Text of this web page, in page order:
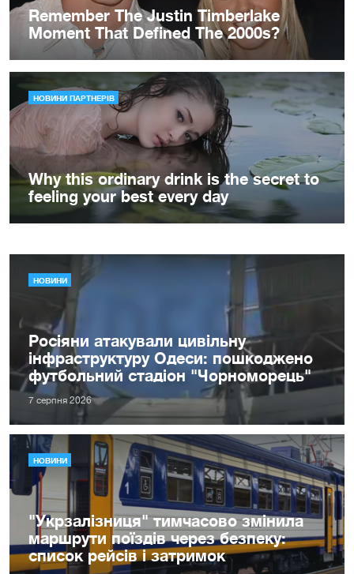
НОВИНИ
Росіяни атакували цивільну
інфраструктуру Одеси: пошкоджено
футбольний стадіон "Чорноморець"
7 серпня 2026
НОВИНИ
"Укрзалізниця" тимчасово змінила
маршрути поїздів через безпеку:
список рейсів і затримок